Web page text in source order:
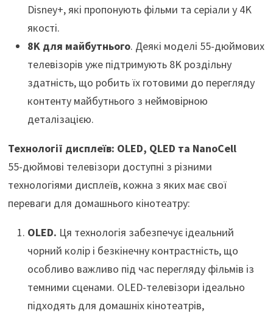
Disney+, які пропонують фільми та серіали у 4K
якості.
8K для майбутнього. Деякі моделі 55-дюймових
телевізорів уже підтримують 8K роздільну
здатність, що робить їх готовими до перегляду
контенту майбутнього з неймовірною
деталізацією.
Технології дисплеїв: OLED, QLED та NanoCell
55-дюймові телевізори доступні з різними
технологіями дисплеїв, кожна з яких має свої
переваги для домашнього кінотеатру:
OLED. Ця технологія забезпечує ідеальний
чорний колір і безкінечну контрастність, що
особливо важливо під час перегляду фільмів із
темними сценами. OLED-телевізори ідеально
підходять для домашніх кінотеатрів,